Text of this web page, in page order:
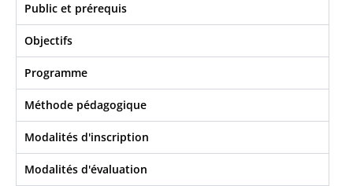
Public et prérequis
Objectifs​
Programme
Méthode pédagogique
Modalités d'inscription
Modalités d'évaluation